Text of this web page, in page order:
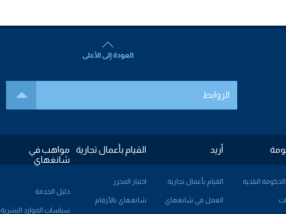
الروابط
البلدية
أريد
القيام بأعمال تجارية
العمل في شانغهاي
القيام بأعمال تجارية
اختيار المحرر
شانغهاي بالأرقام
مواهب في
شانغهاي
دليل الخدمة
سياسات الموارد البشرية